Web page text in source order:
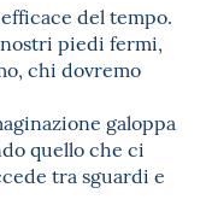
del tempo.
piedi fermi,
chi dovremo
galoppa
quello che ci
tra sguardi e